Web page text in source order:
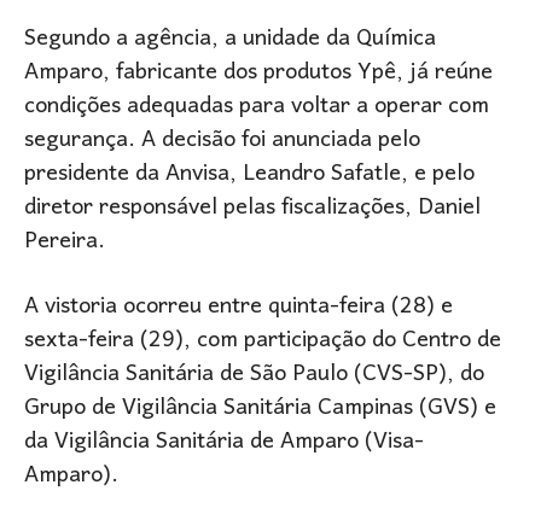
Segundo a agência, a unidade da Química
Amparo, fabricante dos produtos Ypê, já reúne
condições adequadas para voltar a operar com
segurança. A decisão foi anunciada pelo
presidente da Anvisa, Leandro Safatle, e pelo
diretor responsável pelas fiscalizações, Daniel
Pereira.
A vistoria ocorreu entre quinta-feira (28) e
sexta-feira (29), com participação do Centro de
Vigilância Sanitária de São Paulo (CVS-SP), do
Grupo de Vigilância Sanitária Campinas (GVS) e
da Vigilância Sanitária de Amparo (Visa-
Amparo).